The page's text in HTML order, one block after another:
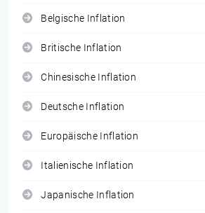
Belgische Inflation
Britische Inflation
Chinesische Inflation
Deutsche Inflation
Europäische Inflation
Italienische Inflation
Japanische Inflation